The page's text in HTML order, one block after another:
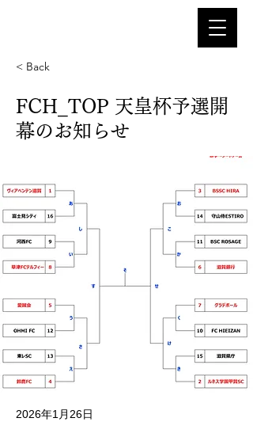
< Back
FCH_TOP 天皇杯予選開
幕のお知らせ
2026年1月26日